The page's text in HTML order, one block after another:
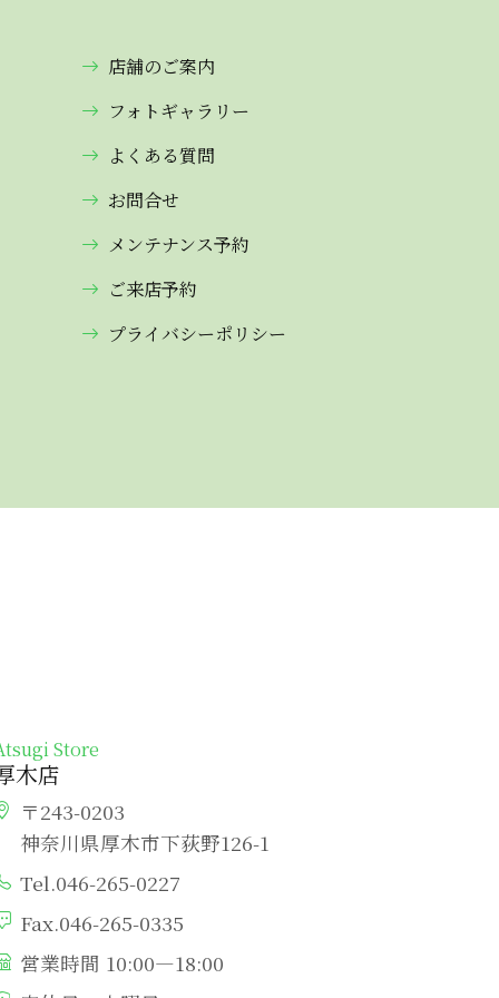
店舗のご案内
フォトギャラリー
よくある質問
お問合せ
メンテナンス予約
ご来店予約
プライバシーポリシー
Store
木店
〒243-0203
神奈川県厚木市下荻野126-1
Tel.046-265-0227
Fax.046-265-0335
営業時間 10:00―18:00